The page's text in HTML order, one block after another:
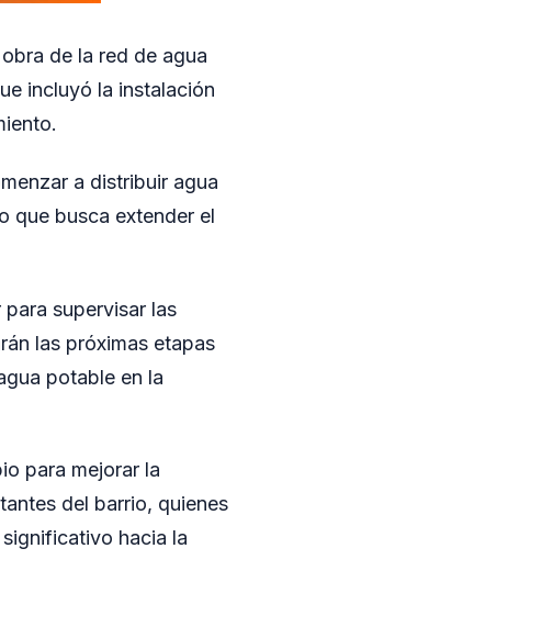
de la red de agua
incluyó la instalación
a distribuir agua
que busca extender el
supervisar las
las próximas etapas
potable en la
para mejorar la
del barrio, quienes
hacia la